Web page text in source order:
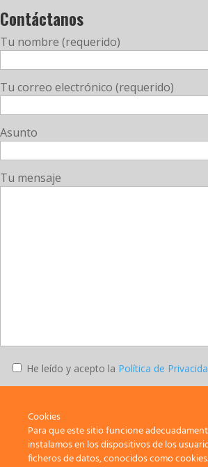
Contáctanos
Tu nombre (requerido)
Tu correo electrónico (requerido)
Asunto
Tu mensaje
He leído y acepto la Política de
SATE-STEs – Sindicato de Trabajadores
Cookies
Para que este sitio funcione
instalamos en los dispositivos de los
ficheros de datos, conocidos como